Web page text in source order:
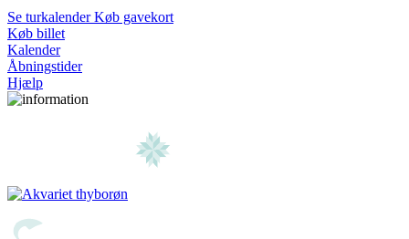
Se turkalenderKøb gavekort
Køb billet
Kalender
Åbningstider
Hjælp